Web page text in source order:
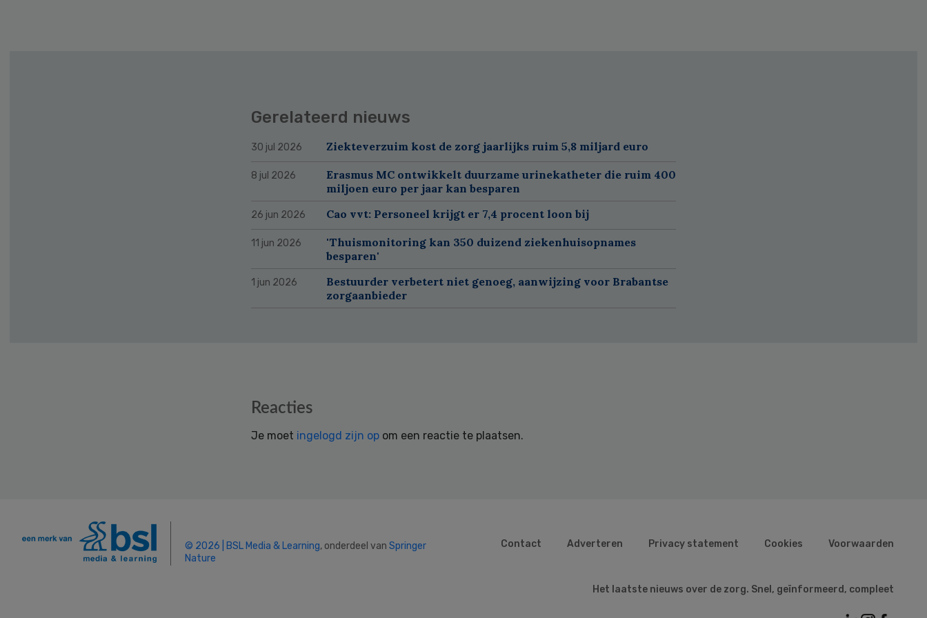
Gerelateerd nieuws
30 jul 2026 Ziekteverzuim kost de zorg jaarlijks ruim 5,8 miljard euro
8 jul 2026
Erasmus MC ontwikkelt duurzame urinekatheter die ruim 400
miljoen euro per jaar kan besparen
26 jun 2026 Cao vvt: Personeel krijgt er 7,4 procent loon bij
11 jun 2026
'Thuismonitoring kan 350 duizend ziekenhuisopnames
besparen'
1 jun 2026
Bestuurder verbetert niet genoeg, aanwijzing voor Brabantse
zorgaanbieder
Reacties
Je moet ingelogd zijn op om een reactie te plaatsen.
© 2026 | BSL Media & Learning, onderdeel van Springer
Nature
Contact Adverteren Privacy statement Cookies Voorwaarden
Het laatste nieuws over de zorg. Snel, geïnformeerd, compleet